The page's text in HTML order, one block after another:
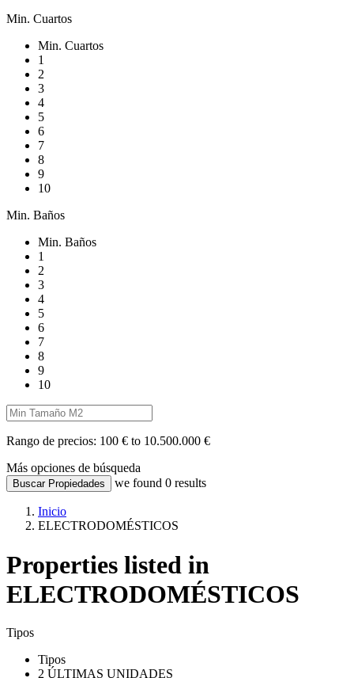
Min. Cuartos
Min. Cuartos
1
2
3
4
5
6
7
8
9
10
Min. Baños
Min. Baños
1
2
3
4
5
6
7
8
9
10
Rango de precios: 100 € to 10.500.000 €
Más opciones de búsqueda
Buscar Propiedades we found 0 results
Inicio
ELECTRODOMÉSTICOS
Properties listed in
ELECTRODOMÉSTICOS
Tipos
Tipos
2 ÚLTIMAS UNIDADES